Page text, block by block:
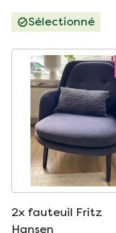
Sélectionné
2x fauteuil Fritz
Hansen